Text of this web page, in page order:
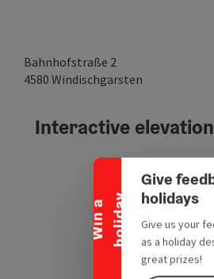
W
i
n
a
h
o
l
i
d
a y
Collapse banner
Give
holidays
Give us your
as a holiday
great prizes!
Bahnhofstraße 2
4580 Windischgarsten
Interactive